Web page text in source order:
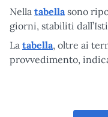
Nella tabella sono
giorni, stabiliti
La tabella, oltre ai
provvedimento,